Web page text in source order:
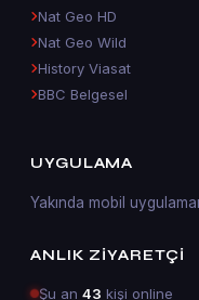
Nat Geo HD
Nat Geo Wild
History Viasat
BBC Belgesel
UYGULAMA
Yakında mobil
ANLIK ZIYARETÇI
Şu an 43 kişi online